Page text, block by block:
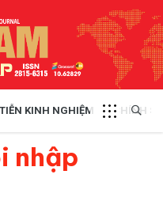
KINH NGHIỆM CHÍNH
nhập